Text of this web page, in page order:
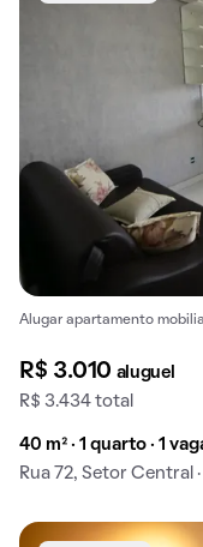
Alugar apartamento
R$ 3.010 aluguel
R$ 3.434 total
40 m² · 1 quarto · 1
Rua 72, Setor Central